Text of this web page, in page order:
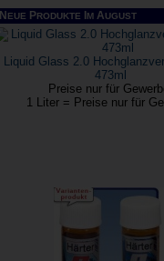
N EUE PRODUKTE M AUGUST
Liquid Glass 2.0
473ml
Preise nur für
1 Liter = Preise nur für